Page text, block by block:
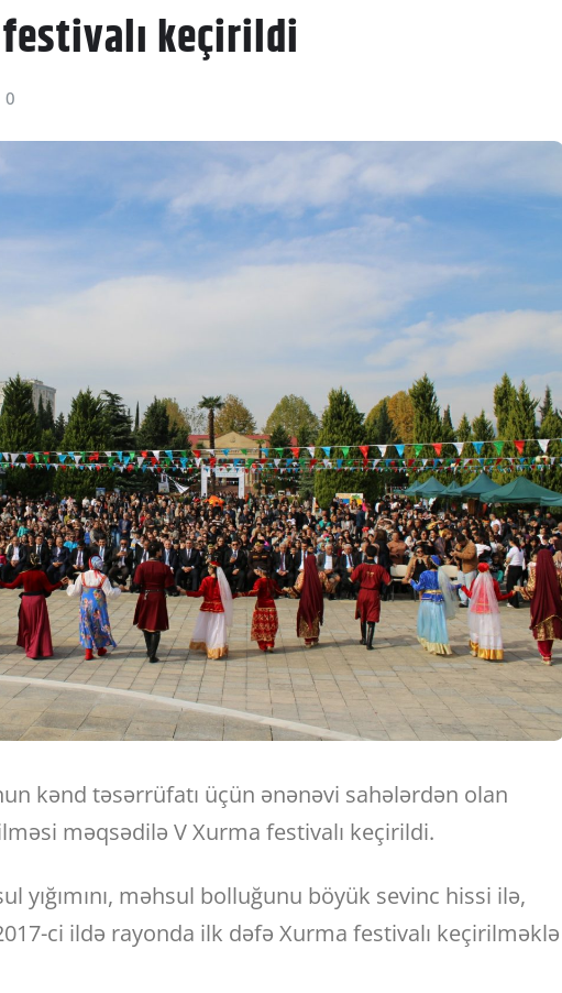
keçirildi
0
kənd təsərrüfatı üçün ənənəvi sahələrdən olan
məqsədilə V Xurma festivalı keçirildi.
məhsul bolluğunu böyük sevinc hissi ilə,
ci ildə rayonda ilk dəfə Xurma festivalı keçirilməklə